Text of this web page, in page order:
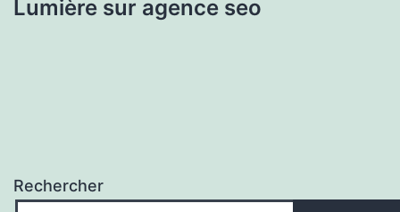
Lumière sur agence seo
Rechercher